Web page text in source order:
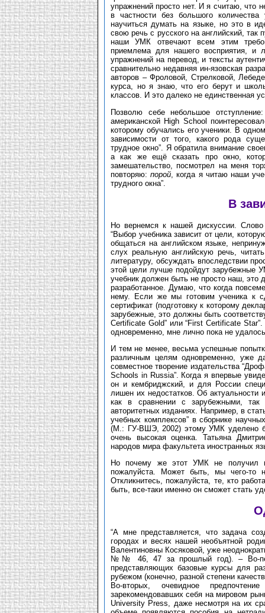
упражнений просто нет. И я считаю, что
в частности без большого
научиться думать на языке, но это в
свою речь с русского на английский,
наши УМК отвечают всем этим
приемлема для нашего восприятия, и
упражнений на перевод, и тексты
сравнительно недавняя ин-язовская
авторов – Фроловой, Стрелковой,
курса, но я знаю, что его берут и
классов. И это далеко не единственная
Позволю себе небольшое
американской High School
которому обучались его ученики. В
зависимости от того, какого рода
трудное окно”. Я обратила внимание
а как же ещё сказать про окно,
замешательство, посмотрел на меня
повторяю:порой , когда я читаю наши
трудного окна”.
В
Но вернемся к нашей дискуссии.
“Выбор учебника зависит от цели,
общаться на английском языке,
слух реальную английскую речь,
литературу, обсуждать впоследствии
этой цели лучше подойдут зарубежные
учебник должен быть не просто наш, это
разработанное. Думаю, что когда
нему. Если же мы готовим ученика к
сертификат (подготовку к которому
зарубежные, это должны быть
Certificate Gold” или “First Certificate
одновременно, мне лично пока не
И тем не менее, весьма успешные
различным целям одновременно, уже
совместное творение издательства
Schools in Russia”. Когда я впервые
он и кембриджский, и для России
лишен их недостатков. Об актуальности
как в сравнении с зарубежными, так
авторитетных изданиях. Например, в
учебных комплексов” в сборнике
(М.: ГУ-ВШЭ, 2002) этому УМК уделено
очень высокая оценка. Татьяна
народов мира факультета иностранных
Но почему же этот УМК не получил
пожалуйста. Может быть, мы чего-то
Откликнитесь, пожалуйста, те, кто
быть, все-таки именно он сможет стать
“А мне представляется, что задача
городах и весях нашей необъятной
Валентиновны Косяковой, уже
№№ 46, 47 за прошлый год). – Во-
представляющих базовые курсы для
рубежом (конечно, разной степени
Во-вторых, очевидное
зарекомендовавших себя на мировом
University Press, даже несмотря на их